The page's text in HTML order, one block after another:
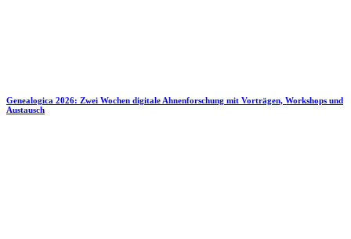
Genealogica 2026: Zwei Wochen digitale Ahnenforschung mit Vorträgen, Workshops und
Austausch